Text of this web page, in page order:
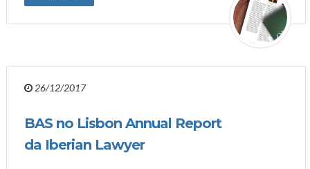
26/12/2017
BAS no Lisbon Annual Report
da Iberian Lawyer